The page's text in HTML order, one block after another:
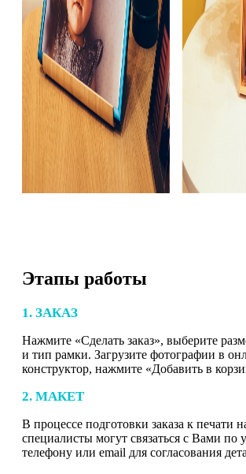
Этапы работы
1. ЗАКАЗ
Нажмите «Сделать заказ», выберите
и тип рамки. Загрузите фотографии в
конструктор, нажмите «Добавить в
2. МАКЕТ
В процессе подготовки заказа к печати
специалисты могут связаться с Вами по
телефону или email для согласования